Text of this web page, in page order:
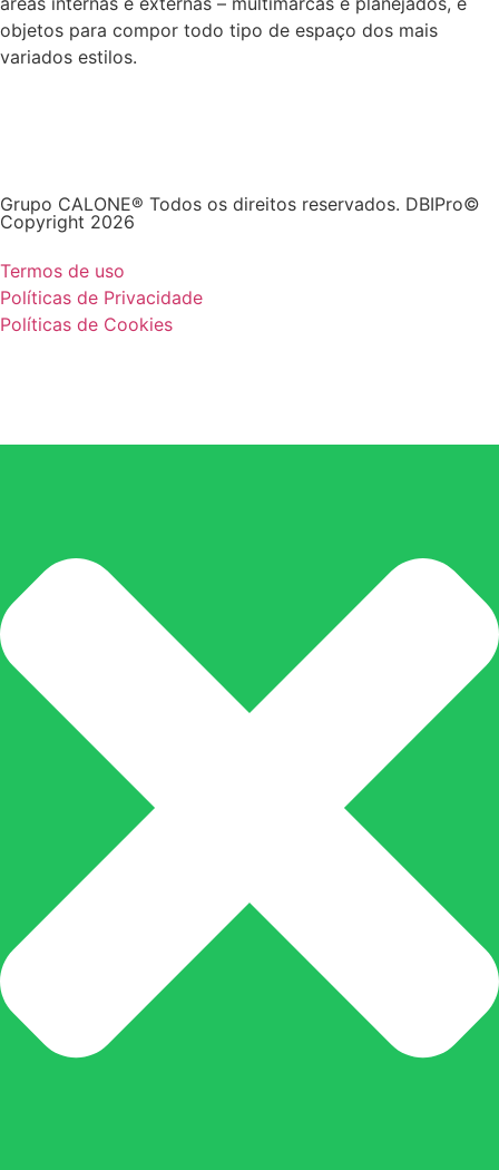
objetos para compor todo tipo de espaço dos mais
variados estilos.
Grupo CALONE® Todos os direitos reservados. DBIPro©
Copyright 2026
Termos de uso
Políticas de Privacidade
Políticas de Cookies